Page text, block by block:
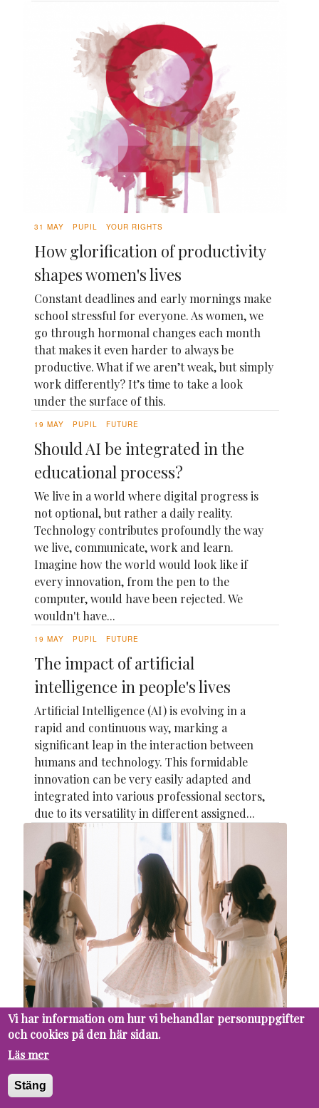
31 MAY PUPIL YOUR RIGHTS
How glorification of productivity
shapes women's lives
Constant deadlines and early mornings make
school stressful for everyone. As women, we
go through hormonal changes each month
that makes it even harder to always be
productive. What if we aren’t weak, but simply
work differently? It’s time to take a look
under the surface of this.
19 MAY PUPIL FUTURE
Should AI be integrated in the
educational process?
We live in a world where digital progress is
not optional, but rather a daily reality.
Technology contributes profoundly the way
we live, communicate, work and learn.
Imagine how the world would look like if
every innovation, from the pen to the
computer, would have been rejected. We
wouldn't have...
19 MAY PUPIL FUTURE
The impact of artificial
intelligence in people's lives
Artificial Intelligence (AI) is evolving in a
rapid and continuous way, marking a
significant leap in the interaction between
humans and technology. This formidable
innovation can be very easily adapted and
integrated into various professional sectors,
due to its versatility in different assigned...
19 MAY PUPIL SOCIETY
Popularity - Is it really worth it?
When we think of popularity, we tend to
imagine something great and full of benefits:
Vi har information om hur vi behandlar personuppgifter
och cookies på den här sidan.
Läs mer
Stäng